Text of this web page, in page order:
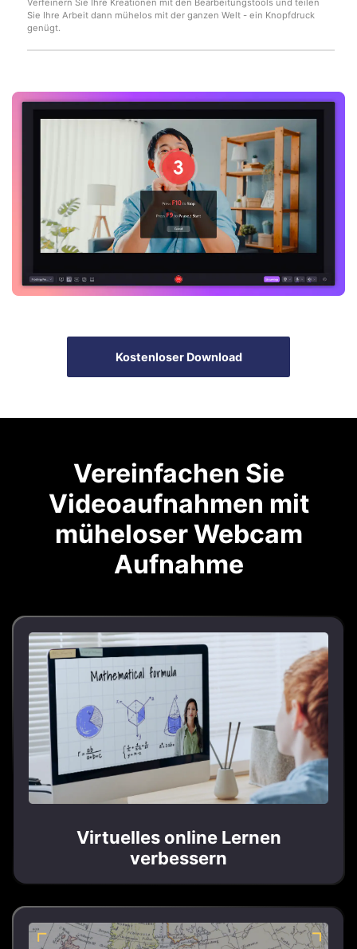
Verfeinern Sie Ihre Kreationen mit den Bearbeitungstools und teilen
Sie Ihre Arbeit dann mühelos mit der ganzen Welt - ein Knopfdruck
genügt.
Kostenloser Download
Vereinfachen Sie
Videoaufnahmen mit
müheloser Webcam
Aufnahme
Virtuelles online Lernen
verbessern
Record. Edit. Share. All with Filmora!
Try It Now